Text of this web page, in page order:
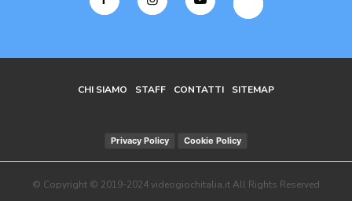
CHI SIAMO STAFF CONTATTI SITEMAP
Privacy Policy Cookie Policy
© Copyright © 2019-2024 videogiochitalia.it All Rights Reserved